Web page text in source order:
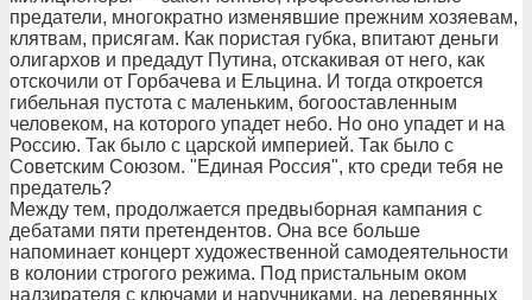
предатели, многократно изменявшие прежним хозяевам,
клятвам, присягам. Как пористая губка, впитают деньги
олигархов и предадут Путина, отскакивая от него, как
отскочили от Горбачева и Ельцина. И тогда откроется
гибельная пустота с маленьким, богооставленным
человеком, на которого упадет небо. Но оно упадет и на
Россию. Так было с царской империей. Так было с
Советским Союзом. "Единая Россия", кто среди тебя не
предатель?
Между тем, продолжается предвыборная кампания с
дебатами пяти претендентов. Она все больше
напоминает концерт художественной самодеятельности
в колонии строгого режима. Под пристальным оком
надзирателя с ключами и наручниками, на деревянных